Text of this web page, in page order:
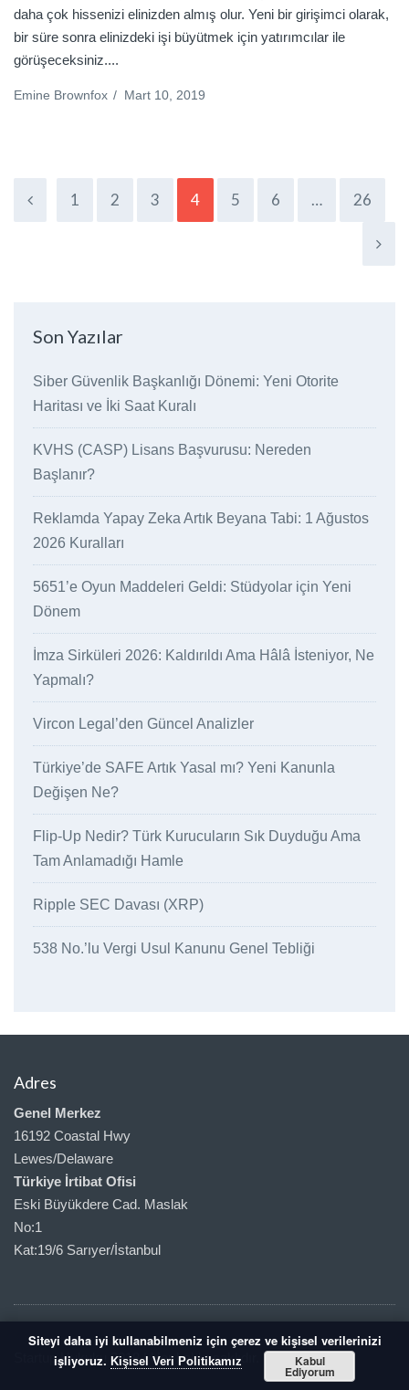
daha çok hissenizi elinizden almış olur. Yeni bir girişimci olarak,
bir süre sonra elinizdeki işi büyütmek için yatırımcılar ile
görüşeceksiniz....
Emine Brownfox / Mart 10, 2019
1 2 3 4 5 6 … 26
Son Yazılar
Siber Güvenlik Başkanlığı Dönemi: Yeni Otorite
Haritası ve İki Saat Kuralı
KVHS (CASP) Lisans Başvurusu: Nereden
Başlanır?
Reklamda Yapay Zeka Artık Beyana Tabi: 1 Ağustos
2026 Kuralları
5651’e Oyun Maddeleri Geldi: Stüdyolar için Yeni
Dönem
İmza Sirküleri 2026: Kaldırıldı Ama Hâlâ İsteniyor, Ne
Yapmalı?
Vircon Legal’den Güncel Analizler
Türkiye’de SAFE Artık Yasal mı? Yeni Kanunla
Değişen Ne?
Flip-Up Nedir? Türk Kurucuların Sık Duyduğu Ama
Tam Anlamadığı Hamle
Ripple SEC Davası (XRP)
538 No.’lu Vergi Usul Kanunu Genel Tebliği
Adres
Genel Merkez
16192 Coastal Hwy
Lewes/Delaware
Türkiye İrtibat Ofisi
Eski Büyükdere Cad. Maslak
No:1
Kat:19/6 Sarıyer/İstanbul
Startup Hukuku 2018 | Her hakkı saklıdır.
Siteyi daha iyi kullanabilmeniz için çerez ve kişisel verilerinizi
işliyoruz. Kişisel Veri Politikamız Kabul
Ediyorum